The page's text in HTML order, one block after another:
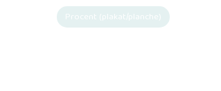
Procent (plakat/planche)